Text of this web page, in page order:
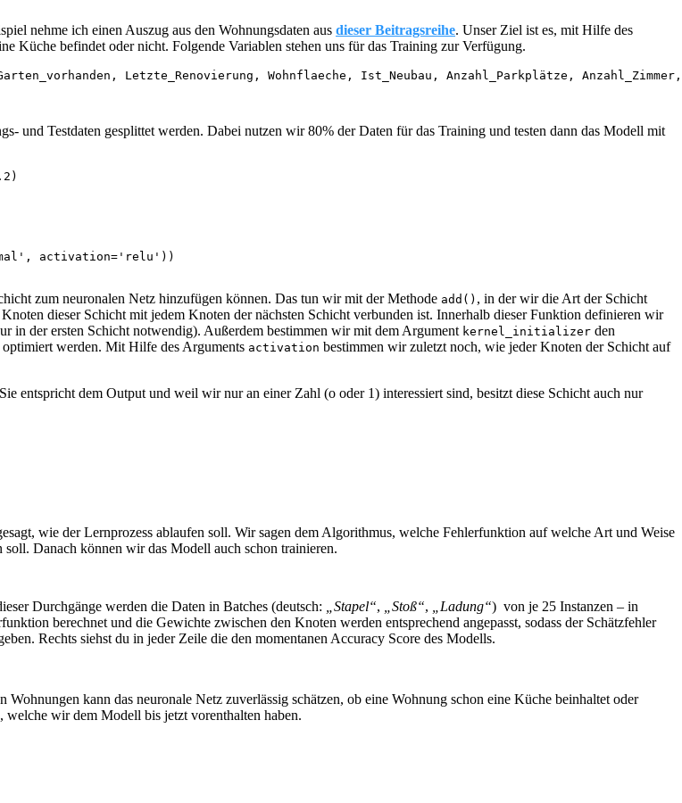
nehme ich einen Auszug aus den Wohnungsdaten aus dieser Beitragsreihe. Unser Ziel ist es, mit Hilfe des
Küche befindet oder nicht. Folgende Variablen stehen uns für das Training zur Verfügung.
Letzte_Renovierung, Wohnflaeche, Ist_Neubau, Anzahl_Parkplätze, Anzahl_Zimmer,
und Testdaten gesplittet werden. Dabei nutzen wir 80% der Daten für das Training und testen dann das Modell mit
activation='relu'))
zum neuronalen Netz hinzufügen können. Das tun wir mit der Methode add() , in der wir die Art der Schicht
dieser Schicht mit jedem Knoten der nächsten Schicht verbunden ist. Innerhalb dieser Funktion definieren wir
in der ersten Schicht notwendig). Außerdem bestimmen wir mit dem Argument kernel_initializer den
werden. Mit Hilfe des Arguments activation bestimmen wir zuletzt noch, wie jeder Knoten der Schicht auf
entspricht dem Output und weil wir nur an einer Zahl (o oder 1) interessiert sind, besitzt diese Schicht auch nur
wie der Lernprozess ablaufen soll. Wir sagen dem Algorithmus, welche Fehlerfunktion auf welche Art und Weise
Danach können wir das Modell auch schon trainieren.
Durchgänge werden die Daten in Batches (deutsch: „Stapel“, „Stoß“, „Ladung“) von je 25 Instanzen – in
berechnet und die Gewichte zwischen den Knoten werden entsprechend angepasst, sodass der Schätzfehler
Rechts siehst du in jeder Zeile die den momentanen Accuracy Score des Modells.
kann das neuronale Netz zuverlässig schätzen, ob eine Wohnung schon eine Küche beinhaltet oder
wir dem Modell bis jetzt vorenthalten haben.